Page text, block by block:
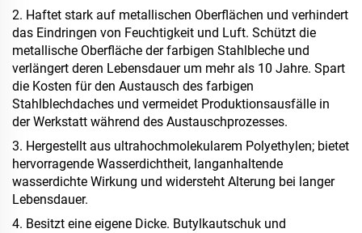
2. Haftet stark auf metallischen Oberflächen und verhindert
das Eindringen von Feuchtigkeit und Luft. Schützt die
metallische Oberfläche der farbigen Stahlbleche und
verlängert deren Lebensdauer um mehr als 10 Jahre. Spart
die Kosten für den Austausch des farbigen
Stahlblechdaches und vermeidet Produktionsausfälle in
der Werkstatt während des Austauschprozesses.
3. Hergestellt aus ultrahochmolekularem Polyethylen; bietet
hervorragende Wasserdichtheit, langanhaltende
wasserdichte Wirkung und widersteht Alterung bei langer
Lebensdauer.
4. Besitzt eine eigene Dicke. Butylkautschuk und